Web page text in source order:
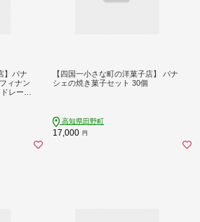
】パナ
ィナン
レーヌ
【四国一小さな町の洋菓子店】 パナ
シェの焼き菓子セット 30個
高知県田野町
17,000 円